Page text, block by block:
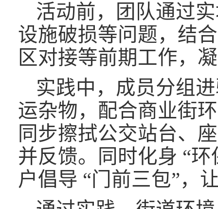
活动前，团队通过
设施破损等问题，结
区对接等前期工作，
实践中，成员分组
运杂物，配合商业街
同步擦拭公交站台、
并反馈。同时化身 “
户倡导 “门前三包”，